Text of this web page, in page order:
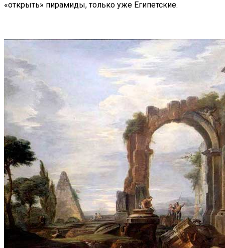
«открыть» пирамиды, только уже Египетские.